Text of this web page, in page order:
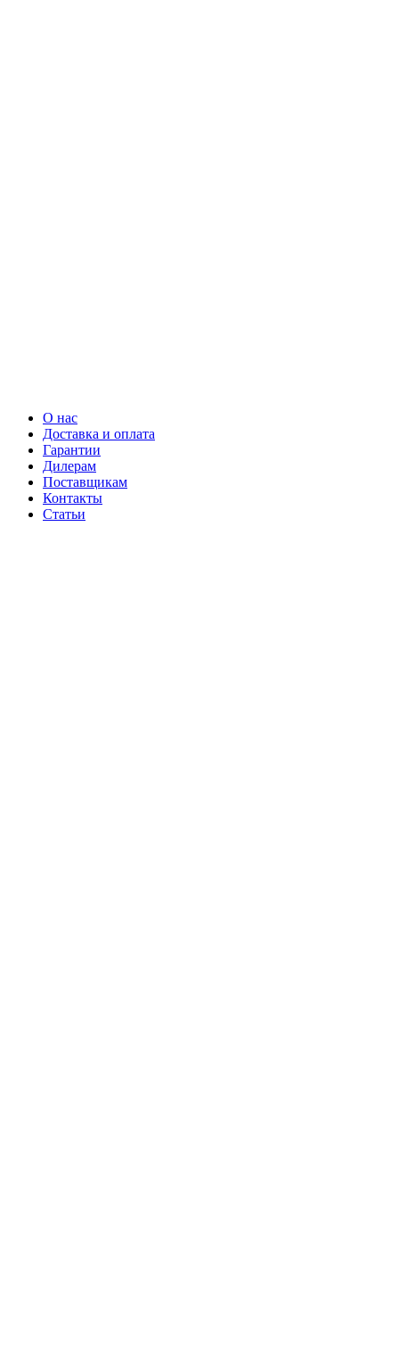
О нас
Доставка и оплата
Гарантии
Дилерам
Поставщикам
Контакты
Статьи